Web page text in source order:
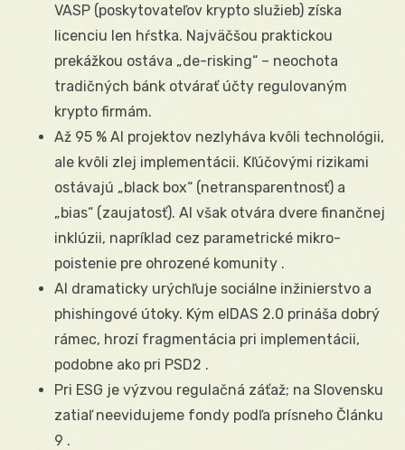
VASP (poskytovateľov krypto služieb) získa
licenciu len hŕstka. Najväčšou praktickou
prekážkou ostáva „de-risking“ – neochota
tradičných bánk otvárať účty regulovaným
krypto firmám.
Až 95 % AI projektov nezlyháva kvôli technológii,
ale kvôli zlej implementácii. Kľúčovými rizikami
ostávajú „black box“ (netransparentnosť) a
„bias“ (zaujatosť). AI však otvára dvere finančnej
inklúzii, napríklad cez parametrické mikro-
poistenie pre ohrozené komunity .
AI dramaticky urýchľuje sociálne inžinierstvo a
phishingové útoky. Kým eIDAS 2.0 prináša dobrý
rámec, hrozí fragmentácia pri implementácii,
podobne ako pri PSD2 .
Pri ESG je výzvou regulačná záťaž; na Slovensku
zatiaľ neevidujeme fondy podľa prísneho Článku
9 .